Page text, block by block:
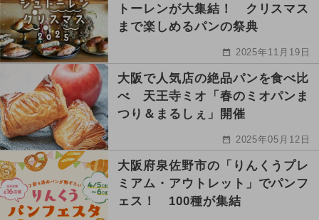
トーレンが大集結！ クリスマス
まで楽しめるパンの祭典
2025年11月19日
大阪で人気店の絶品パンを食べ比
べ 天王寺ミオ「春のミオパンま
つり＆まるしぇ」開催
2025年05月12日
大阪府泉佐野市の「りんくうプレ
ミアム・アウトレット」でパンフ
ェス！ 100種が集結